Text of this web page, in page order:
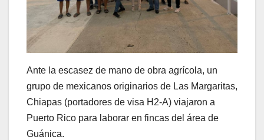
Ante la escasez de mano de obra agrícola, un
grupo de mexicanos originarios de Las Margaritas,
Chiapas (portadores de visa H2-A) viajaron a
Puerto Rico para laborar en fincas del área de
Guánica.